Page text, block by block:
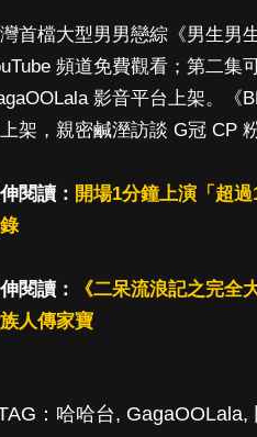
首檔大型男男戀綜《男生男
頻道免費觀看；第二集
影音平台上架。《
架，親密鹹溼訪談 G冠 CP
閱讀： 開場1分鐘上演「超
閱讀：
《二呆流浪記之完
人傳家寶
： 哈哈台, GagaOOLala,